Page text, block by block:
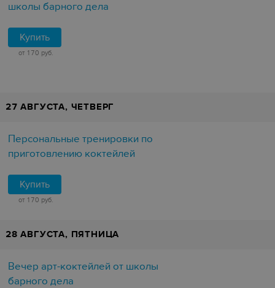
школы барного дела
Купить
от 170 руб.
27 АВГУСТА, ЧЕТВЕРГ
Персональные тренировки по
приготовлению коктейлей
Купить
от 170 руб.
28 АВГУСТА, ПЯТНИЦА
Вечер арт-коктейлей от школы
барного дела